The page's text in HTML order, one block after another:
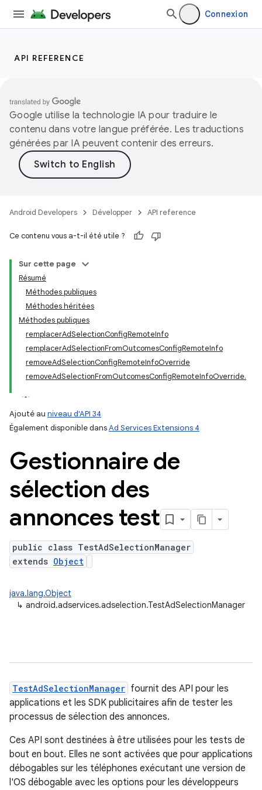
Connexion
API REFERENCE
Google utilise la technologie IA pour traduire le
contenu dans votre langue préférée. Les traductions
générées par IA peuvent contenir des erreurs.
Android Developers Développer API reference
Ce contenu vous a-t-il été utile ?
Sur cette page
Résumé
Méthodes publiques
Méthodes héritées
Méthodes publiques
remplacerAdSelectionConfigRemoteInfo
remplacerAdSelectionFromOutcomesConfigRemoteInfo
removeAdSelectionConfigRemoteInfoOverride
removeAdSelectionFromOutcomesConfigRemoteInfoOverride.
Ajouté au niveau d'API 34
Également disponible dansAd Services Extensions 4
Gestionnaire de
sélection des
annonces test
public class TestAdSelectionManager
extends Object
java.lang.Object
↳ android.adservices.adselection.TestAdSelectionManager
TestAdSelectionManager fournit des API pour les
applications et les SDK publicitaires afin de tester les
processus de sélection des annonces.
Ces API sont destinées à être utilisées pour les tests de
bout en bout. Elles ne sont activées que pour applications
débogables sur les téléphones exécutant une version de
l'OS débogable avec les options pour les développeurs